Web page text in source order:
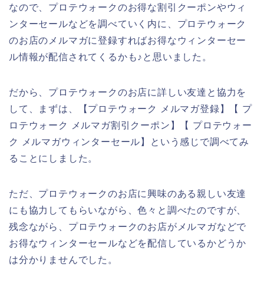
なので、プロテウォークのお得な割引クーポンやウィ
ンターセールなどを調べていく内に、プロテウォーク
のお店のメルマガに登録すればお得なウィンターセー
ル情報が配信されてくるかも♪と思いました。
だから、プロテウォークのお店に詳しい友達と協力を
して、まずは、【プロテウォーク メルマガ登録】【 プ
ロテウォーク メルマガ割引クーポン】【 プロテウォー
ク メルマガウィンターセール】という感じで調べてみ
ることにしました。
ただ、プロテウォークのお店に興味のある親しい友達
にも協力してもらいながら、色々と調べたのですが、
残念ながら、プロテウォークのお店がメルマガなどで
お得なウィンターセールなどを配信しているかどうか
は分かりませんでした。